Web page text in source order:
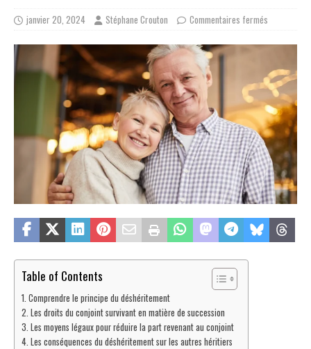
janvier 20, 2024 Stéphane Crouton Commentaires fermés
Table of Contents
Comprendre le principe du déshéritement
Les droits du conjoint survivant en matière de succession
Les moyens légaux pour réduire la part revenant au conjoint
Les conséquences du déshéritement sur les autres héritiers